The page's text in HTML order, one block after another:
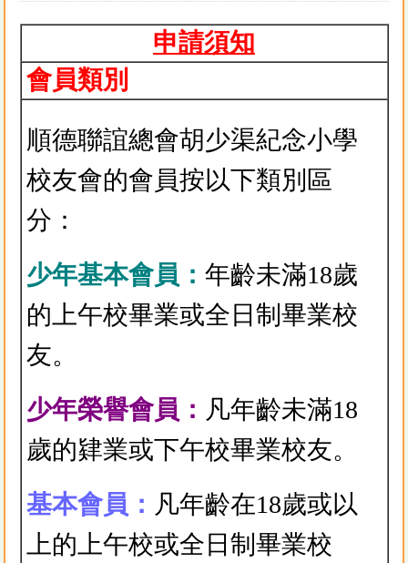
申請須知
會員類別
順德聯誼總會胡少渠紀念小學
校友會的會員按以下類別區
分：
少年基本會員： 年齡未滿18歲
的上午校畢業或全日制畢業校
友。
少年榮譽會員： 凡年齡未滿18
歲的肄業或下午校畢業校友。
基本會員： 凡年齡在18歲或以
上的上午校或全日制畢業校